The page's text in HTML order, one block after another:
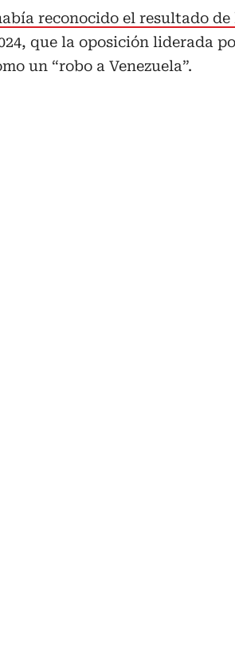
reconocido el resultado de
que la oposición liderada
un “robo a Venezuela”.